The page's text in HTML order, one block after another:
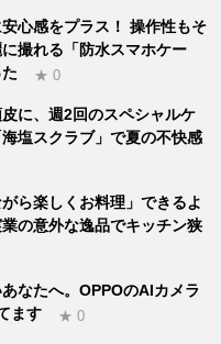
心感をプラス！ 操作性もそ
撮れる「防水スマホケー
★ 0
に、週2回のスペシャルケ
塩スクラブ」で夏の不快感
がら楽しくお料理」できるよ
の意外な逸品でキッチン狭
なたへ。OPPOのAIカメラ
ます
★ 0